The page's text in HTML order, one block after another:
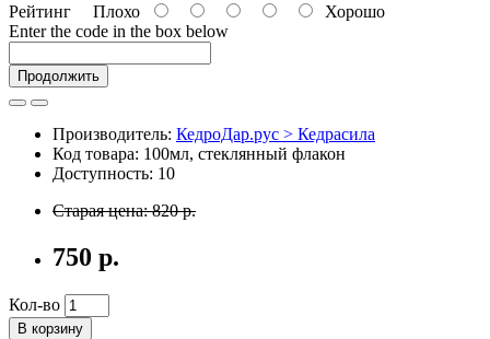
Рейтинг Плохо
Хорошо
Enter the code in the box below
Продолжить
Производитель: КедроДар.рус > Кедрасила
Код товара: 100мл, стеклянный флакон
Доступность: 10
Старая цена: 820 р.
750 р.
Кол-во
В корзину